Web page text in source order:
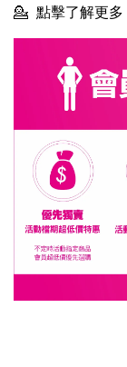
💁 點擊了解更多